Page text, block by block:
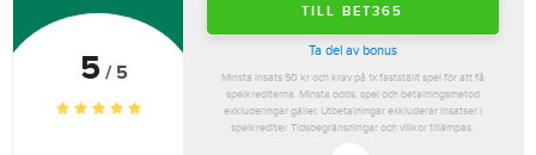
5 / 5
TILL BET365
Ta del av bonus
Minsta insats 50 kr och krav på 1x fastställt spel för att få
spelkrediterna. Minsta odds, spel och betalningsmetod
exkluderingar gäller. Utbetalningar exkluderar insatser i
spelkrediter. Tidsbegränsningar och villkor tillämpas.